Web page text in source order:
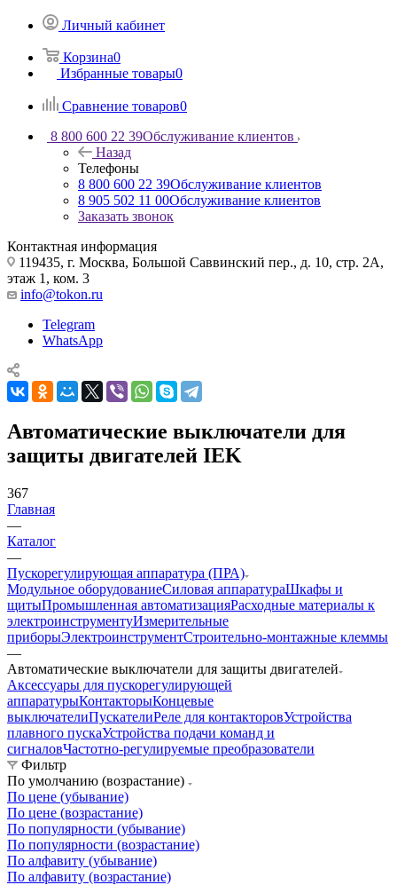
Личный кабинет
Корзина0
Избранные товары0
Сравнение товаров0
8 800 600 22 39Обслуживание клиентов
Назад
Телефоны
8 800 600 22 39Обслуживание клиентов
8 905 502 11 00Обслуживание клиентов
Заказать звонок
Контактная информация
119435, г. Москва, Большой Саввинский пер., д. 10, стр. 2А,
этаж 1, ком. 3
info@tokon.ru
Telegram
WhatsApp
Автоматические выключатели для
защиты двигателей IEK
367
Главная
—
Каталог
—
Пускорегулирующая аппаратура (ПРА)
Модульное оборудованиеСиловая аппаратураШкафы и
щитыПромышленная автоматизацияРасходные материалы к
электроинструментуИзмерительные
приборыЭлектроинструментСтроительно-монтажные клеммы
—
Автоматические выключатели для защиты двигателей
Аксессуары для пускорегулирующей
аппаратурыКонтакторыКонцевые
выключателиПускателиРеле для контакторовУстройства
плавного пускаУстройства подачи команд и
сигналовЧастотно-регулируемые преобразователи
Фильтр
По умолчанию (возрастание)
По цене (убывание)
По цене (возрастание)
По популярности (убывание)
По популярности (возрастание)
По алфавиту (убывание)
По алфавиту (возрастание)